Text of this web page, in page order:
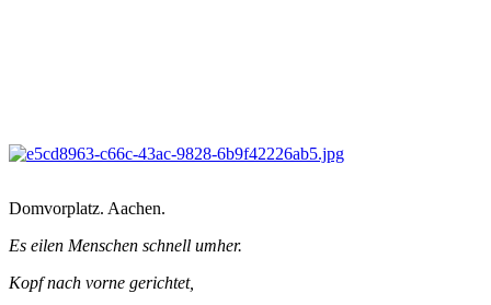
Domvorplatz. Aachen.
Es eilen Menschen schnell umher.
Kopf nach vorne gerichtet,